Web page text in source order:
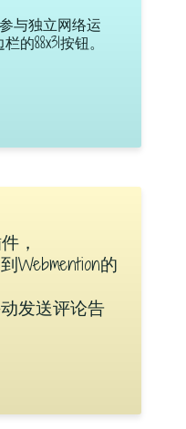
与独立网络运
88x31按钮。
，
Webmention的
发送评论告